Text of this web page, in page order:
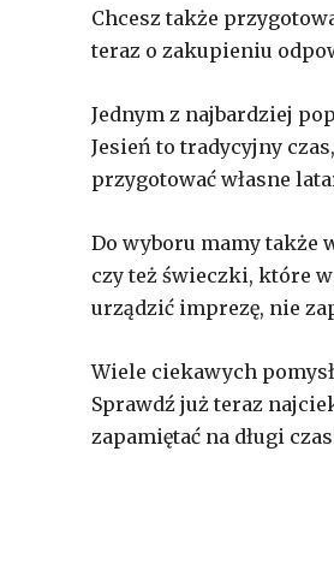
Chcesz także
teraz o zakupieniu
Jednym z najbardziej
Jesień to tradycyjny
przygotować własne
Do wyboru mamy także
czy też świeczki, które
urządzić imprezę, nie
Wiele ciekawych
Sprawdź już teraz
zapamiętać na długi